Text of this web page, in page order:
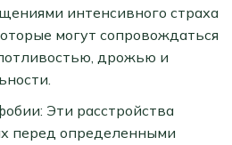
интенсивного страха
могут сопровождаться
дрожью и
Эти расстройства
перед определенными